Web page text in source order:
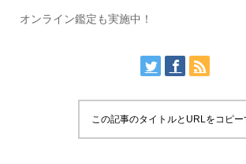
オンライン鑑定も実施中！
この記事のタイトルとURLをコピー